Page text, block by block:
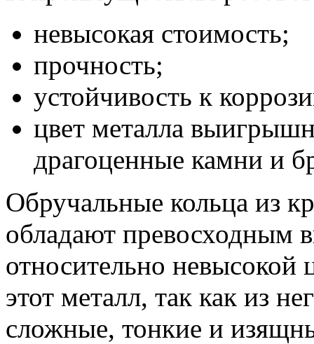
невысокая стоимость;
прочность;
устойчивость к
цвет металла
драгоценные камни и
Обручальные кольца из
обладают превосходным
относительно
этот металл, так как из
сложные, тонкие и